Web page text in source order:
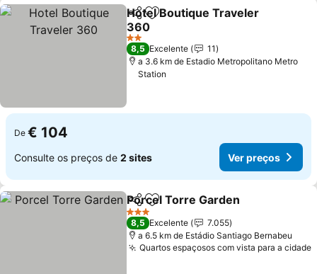
PartilharAdicionar aos favoritos
Hotel Boutique Traveler
360
Ver preços
2 Estrelas
8,5 Excelente
11
a 3.6 km de Estadio Metropolitano Metro
Station
De € 104
Consulte os preços de 2 sites Ver preços
PartilharAdicionar aos favoritos
Porcel Torre Garden
3 Estrelas
8,5 Excelente
7.055
a 6.5 km de Estádio Santiago Bernabeu
Quartos espaçosos com vista para a cidade